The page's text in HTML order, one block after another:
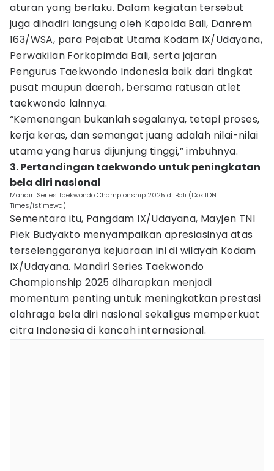
aturan yang berlaku. Dalam kegiatan tersebut
juga dihadiri langsung oleh Kapolda Bali, Danrem
163/WSA, para Pejabat Utama Kodam IX/Udayana,
Perwakilan Forkopimda Bali, serta jajaran
Pengurus Taekwondo Indonesia baik dari tingkat
pusat maupun daerah, bersama ratusan atlet
taekwondo lainnya.
“Kemenangan bukanlah segalanya, tetapi proses,
kerja keras, dan semangat juang adalah nilai-nilai
utama yang harus dijunjung tinggi,” imbuhnya.
3. Pertandingan taekwondo untuk peningkatan
bela diri nasional
Mandiri Series Taekwondo Championship 2025 di Bali (Dok.IDN
Times/istimewa)
Sementara itu, Pangdam IX/Udayana, Mayjen TNI
Piek Budyakto menyampaikan apresiasinya atas
terselenggaranya kejuaraan ini di wilayah Kodam
IX/Udayana. Mandiri Series Taekwondo
Championship 2025 diharapkan menjadi
momentum penting untuk meningkatkan prestasi
olahraga bela diri nasional sekaligus memperkuat
citra Indonesia di kancah internasional.